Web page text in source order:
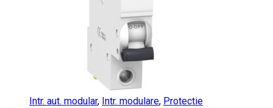
Intr. aut. modular, Intr. modulare, Protectie